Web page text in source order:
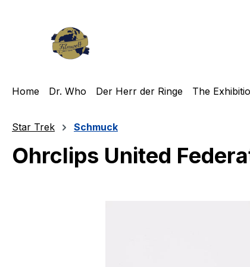
Home Dr. Who Der Herr der Ringe The
Star Trek Schmuck
Ohrclips United